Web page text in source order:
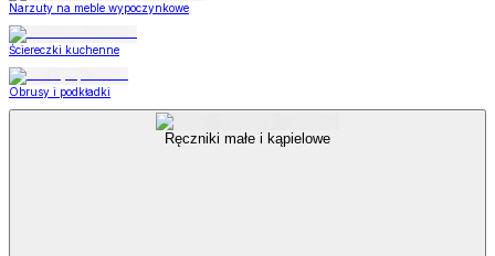
Narzuty na meble wypoczynkowe
Ściereczki kuchenne
Obrusy i podkładki
Ręczniki małe i kąpielowe